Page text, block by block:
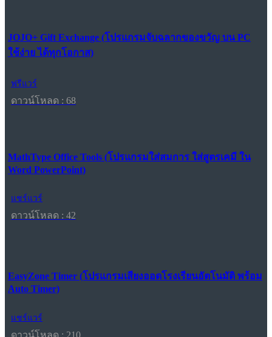
JOJO+ Gift Exchange (โปรแกรมจับฉลากของขวัญ บน PC
ใช้ง่าย ได้ทุกโอกาส)
ฟรีแวร์
ดาวน์โหลด : 68
MathType Office Tools (โปรแกรมใส่สมการ ใส่สูตรเคมี ใน
Word PowerPoint)
แชร์แวร์
ดาวน์โหลด : 42
EasyZone Timer (โปรแกรมเสียงออดโรงเรียนอัตโนมัติ พร้อม
Auto Timer)
แชร์แวร์
ดาวน์โหลด : 210